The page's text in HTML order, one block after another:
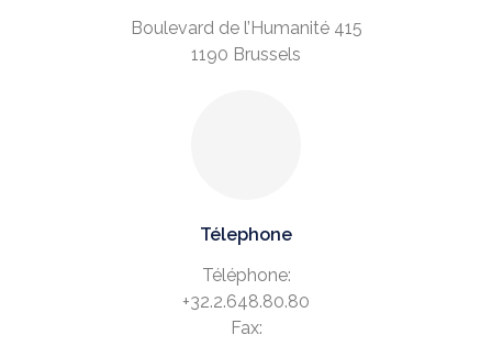
Boulevard de l’Humanité 415
1190 Brussels
Télephone
Téléphone:
+32.2.648.80.80
Fax: